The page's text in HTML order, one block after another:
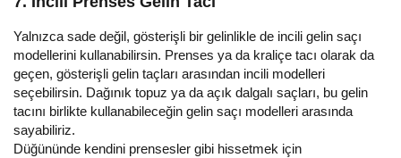
Yalnızca sade değil, gösterişli bir gelinlikle de incili gelin saçı
modellerini kullanabilirsin. Prenses ya da kraliçe tacı olarak da
geçen, gösterişli gelin taçları arasından incili modelleri
seçebilirsin. Dağınık topuz ya da açık dalgalı saçları, bu gelin
tacını birlikte kullanabileceğin gelin saçı modelleri arasında
sayabiliriz.
Düğününde kendini prensesler gibi hissetmek için